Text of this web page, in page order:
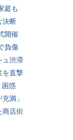
庭も
決断
開催
負傷
ュ渋滞
を直撃
困惑
満」
商店街